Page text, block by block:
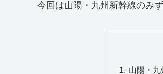
今回は山陽・九州新幹線のみ
山陽・